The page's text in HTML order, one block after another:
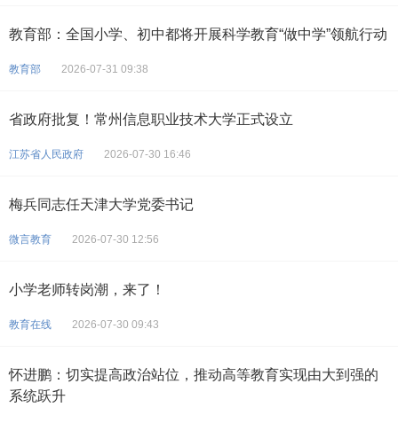
教育部：全国小学、初中都将开展科学教育“做中学”领航行动
教育部 2026-07-31 09:38
省政府批复！常州信息职业技术大学正式设立
江苏省人民政府 2026-07-30 16:46
梅兵同志任天津大学党委书记
微言教育 2026-07-30 12:56
小学老师转岗潮，来了！
教育在线 2026-07-30 09:43
怀进鹏：切实提高政治站位，推动高等教育实现由大到强的
系统跃升